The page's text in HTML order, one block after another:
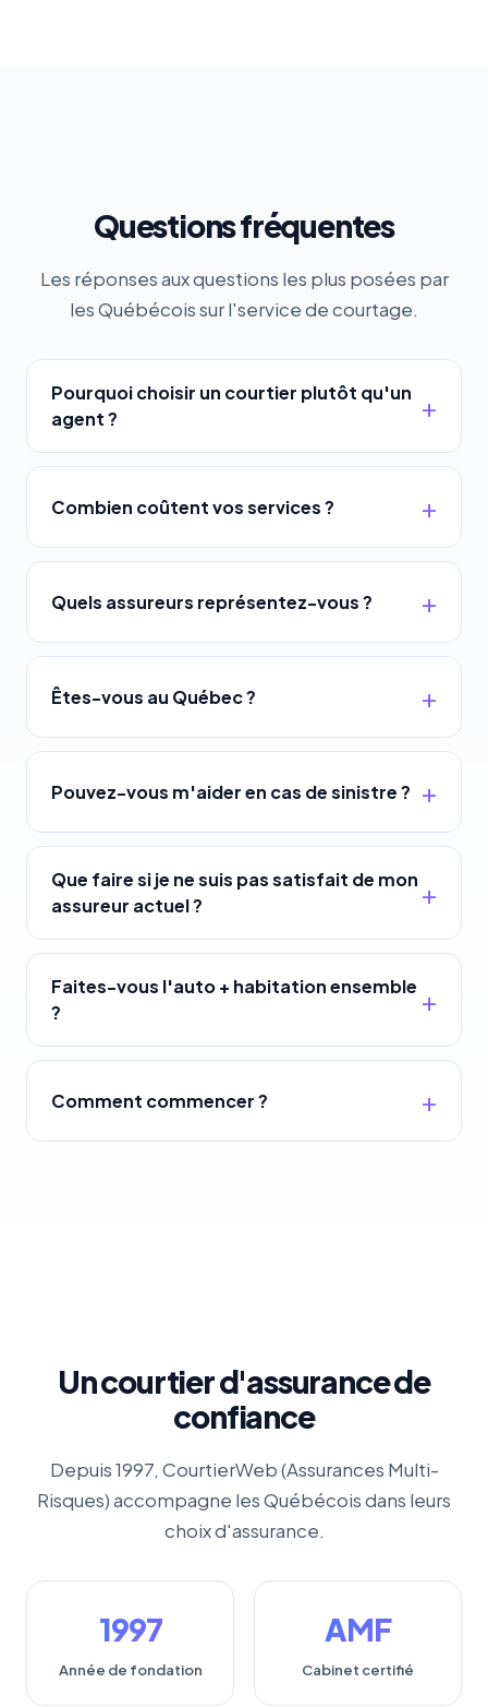
Questions fréquentes
Les réponses aux questions les plus posées par
les Québécois sur l'service de courtage.
Pourquoi choisir un courtier plutôt qu'un
agent ?
Combien coûtent vos services ?
Quels assureurs représentez-vous ?
Êtes-vous au Québec ?
Pouvez-vous m'aider en cas de sinistre ?
Que faire si je ne suis pas satisfait de mon
assureur actuel ?
Faites-vous l'auto + habitation ensemble
?
Comment commencer ?
Un courtier d'assurance de
confiance
Depuis 1997, CourtierWeb (Assurances Multi-
Risques) accompagne les Québécois dans leurs
choix d'assurance.
1997
Année de fondation
AMF
Cabinet certifié